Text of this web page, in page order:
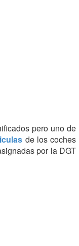
pero uno de
de los coches
por la DGT